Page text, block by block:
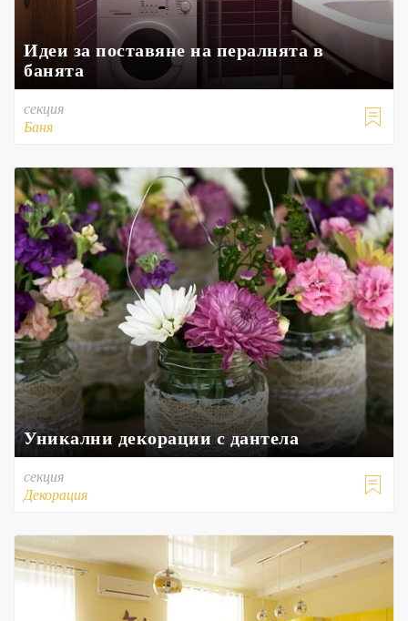
Идеи за поставяне на пералнята в
банята

секция
Баня
Уникални декорации с дантела

секция
Декорация